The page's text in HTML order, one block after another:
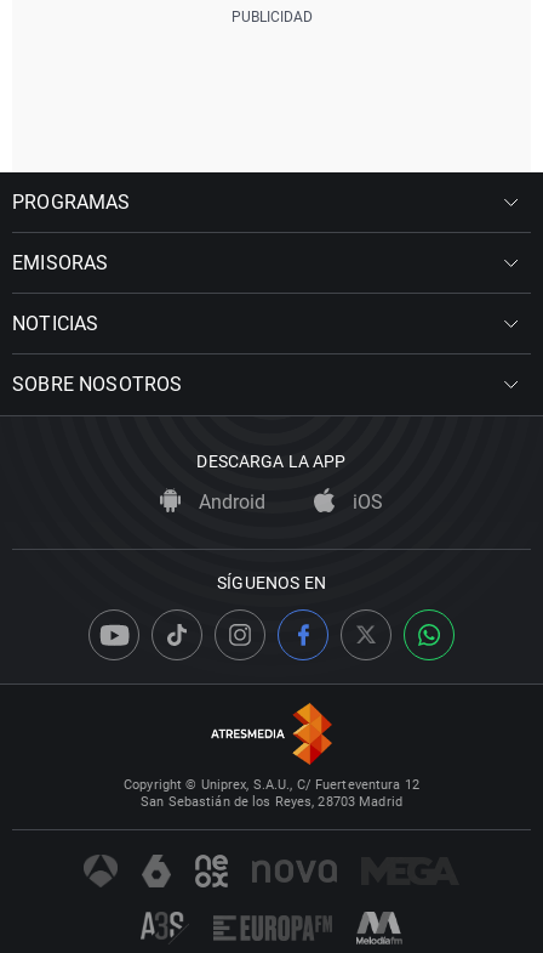
PROGRAMAS
EMISORAS
NOTICIAS
SOBRE NOSOTROS
DESCARGA LA APP
Android iOS
SÍGUENOS EN
Copyright © Uniprex, S.A.U., C/ Fuerteventura 12
San Sebastián de los Reyes, 28703 Madrid